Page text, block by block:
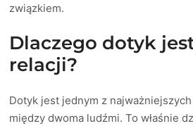
związkiem.
Dlaczego dotyk
relacji?
Dotyk jest jednym z
między dwoma ludźmi. To właśnie